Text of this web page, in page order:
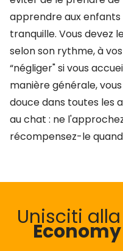
apprendre aux
tranquille. Vous devez
selon son rythme, à
“négliger" si vous
manière générale,
douce dans toutes les
au chat : ne
récompensez-le
Unisciti alla